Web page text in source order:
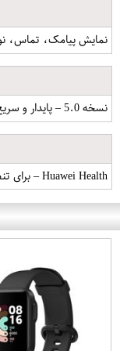
نمایش پیامک، تماس،
نسخه 5.0 – پایدار و سریع با گوشی‌های اندروید و آیفون
Huawei Health – برای تنظیمات و گزارش‌های کامل سلامت